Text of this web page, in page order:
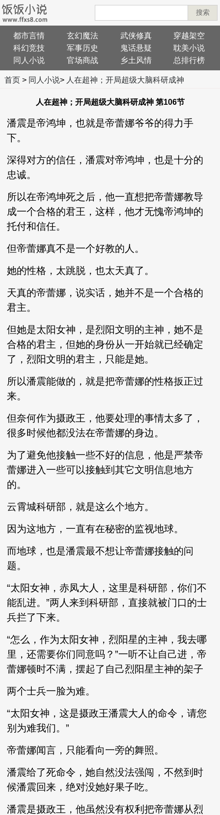
搜索
都市言情 玄幻魔法 武侠修真
穿越架空
科幻竞技
军事历史 鬼话悬疑
耽美小说
同人小说
官场商战 乡土风情 总排行榜
首页> 同人小说> 人在超神；开局超级大脑科研成神
人在超神；开局超级大脑科研成神 第106节
潘震是帝鸿坤，也就是帝蕾娜爷爷的得力手
下。
深得对方的信任，潘震对帝鸿坤，也是十分的
忠诚。
所以在帝鸿坤死之后，他一直想把帝蕾娜教导
成一个合格的君王，这样，他才无愧帝鸿坤的
托付和信任。
但帝蕾娜真不是一个好教的人。
她的性格，太跳脱，也太天真了。
天真的帝蕾娜，说实话，她并不是一个合格的
君主。
但她是太阳女神，是烈阳文明的主神，她不是
合格的君主，但她的身份从一开始就已经确定
了，烈阳文明的君主，只能是她。
所以潘震能做的，就是把帝蕾娜的性格扳正过
来。
但奈何作为摄政王，他要处理的事情太多了，
很多时候他都没法在帝蕾娜的身边。
为了避免他接触一些不好的信息，他是严禁帝
蕾娜进入一些可以接触到其它文明信息地方
的。
云霄城科研部，就是这么个地方。
因为这地方，一直有在秘密的监视地球。
而地球，也是潘震最不想让帝蕾娜接触的问
题。
“太阳女神，赤凤大人，这里是科研部，你们不
能乱进。”两人来到科研部，直接就被门口的士
兵拦了下来。
“怎么，作为太阳女神，烈阳星的主神，我去哪
里，还需要你们同意吗？”一听不让自己进，帝
蕾娜顿时不满，摆起了自己烈阳星主神的架子
两个士兵一脸为难。
“太阳女神，这是摄政王潘震大人的命令，请您
别为难我们。”
帝蕾娜闻言，只能看向一旁的舞照。
潘震给了死命令，她自然没法强闯，不然到时
候潘震回来，绝对没她好果子吃。
潘震是摄政王，他虽然没有权利把帝蕾娜从烈